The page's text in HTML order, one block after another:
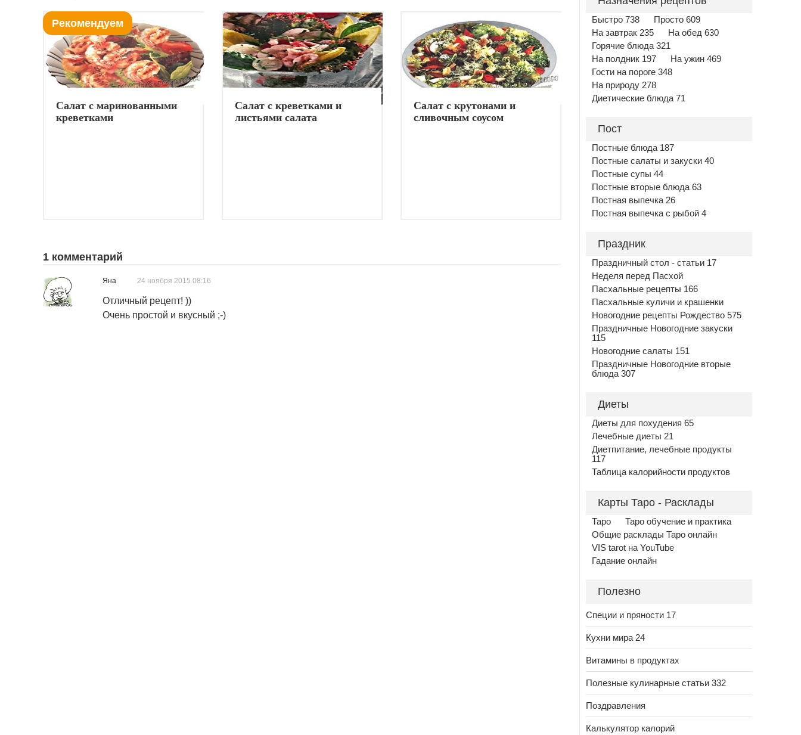
Рекомендуем
Салат с маринованными
креветками
Салат с креветками и
листьями салата
Салат с крутонами и
сливочным соусом
1 комментарий
Яна 24 ноября 2015 08:16
Отличный рецепт! ))
Очень простой и вкусный ;-)
Быстро 738
Просто 609
На завтрак 235
На обед 630
Горячие блюда 321
На полдник 197
На ужин 469
Гости на пороге 348
На природу 278
Диетические блюда 71
Пост
Постные блюда 187
Постные салаты и закуски 40
Постные супы 44
Постные вторые блюда 63
Постная выпечка 26
Постная выпечка с рыбой 4
Праздник
Праздничный стол - статьи 17
Неделя перед Пасхой
Пасхальные рецепты 166
Пасхальные куличи и крашенки
Новогодние рецепты Рождество 575
Праздничные Новогодние закуски
115
Новогодние салаты 151
Праздничные Новогодние вторые
блюда 307
Диеты
Диеты для похудения 65
Лечебные диеты 21
Диетпитание, лечебные продукты
117
Таблица калорийности продуктов
Карты Таро - Расклады
Таро
Таро обучение и практика
Общие расклады Таро онлайн
VIS tarot на YouTube
Гадание онлайн
Полезно
Специи и пряности 17
Кухни мира 24
Витамины в продуктах
Полезные кулинарные статьи 332
Поздравления
Калькулятор калорий